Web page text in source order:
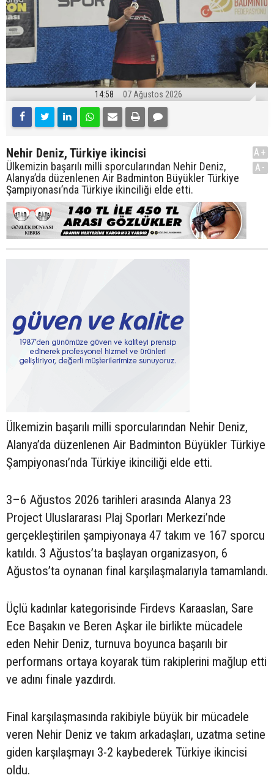
14:58 07 Ağustos 2026
Nehir Deniz, Türkiye ikincisi
Ülkemizin başarılı milli sporcularından Nehir Deniz,
Alanya’da düzenlenen Air Badminton Büyükler Türkiye
Şampiyonası’nda Türkiye ikinciliği elde etti.
A+
A-
Ülkemizin başarılı milli sporcularından Nehir Deniz,
Alanya’da düzenlenen Air Badminton Büyükler Türkiye
Şampiyonası’nda Türkiye ikinciliği elde etti.
3–6 Ağustos 2026 tarihleri arasında Alanya 23
Project Uluslararası Plaj Sporları Merkezi’nde
gerçekleştirilen şampiyonaya 47 takım ve 167 sporcu
katıldı. 3 Ağustos’ta başlayan organizasyon, 6
Ağustos’ta oynanan final karşılaşmalarıyla tamamlandı.
Üçlü kadınlar kategorisinde Firdevs Karaaslan, Sare
Ece Başakın ve Beren Aşkar ile birlikte mücadele
eden Nehir Deniz, turnuva boyunca başarılı bir
performans ortaya koyarak tüm rakiplerini mağlup etti
ve adını finale yazdırdı.
Final karşılaşmasında rakibiyle büyük bir mücadele
veren Nehir Deniz ve takım arkadaşları, uzatma setine
giden karşılaşmayı 3-2 kaybederek Türkiye ikincisi
oldu.